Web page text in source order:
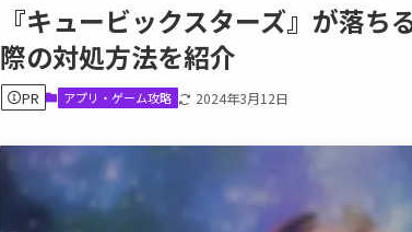
『キュービックスターズ』が落
際の対処方法を紹介
PR アプリ・ゲーム攻略 2024年3月12日